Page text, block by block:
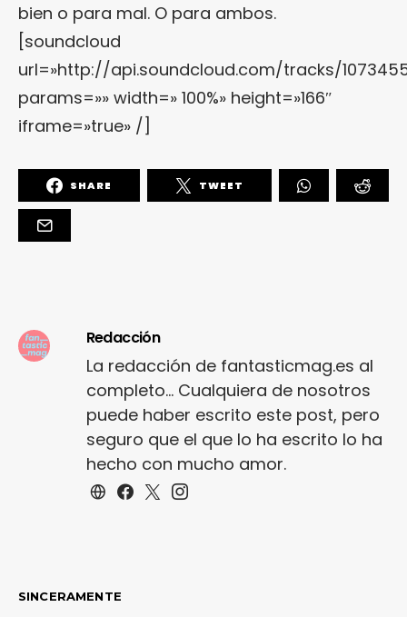
bien o para mal. O para ambos.
[soundcloud
url=»http://api.soundcloud.com/tracks/
params=»» width=» 100%» height=»166″
iframe=»true» /]
SHARE TWEET
Redacción
La redacción de fantasticmag.es al
completo... Cualquiera de nosotros
puede haber escrito este post, pero
seguro que el que lo ha escrito lo ha
hecho con mucho amor.
SINCERAMENTE